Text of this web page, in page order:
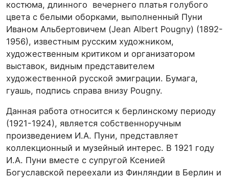
костюма, длинного вечернего платья голубого
цвета с белыми оборками, выполненный Пуни
Иваном Альбертовичем (Jean Albert Pougny) (1892-
1956), известным русским художником,
художественным критиком и организатором
выставок, видным представителем
художественной русской эмиграции. Бумага,
гуашь, подпись справа внизу Pougny.
Данная работа относится к берлинскому периоду
(1921-1924), является собственноручным
произведением И.А. Пуни, представляет
коллекционный и музейный интерес. В 1921 году
И.А. Пуни вместе с супругой Ксенией
Богуславской переехали из Финляндии в Берлин и